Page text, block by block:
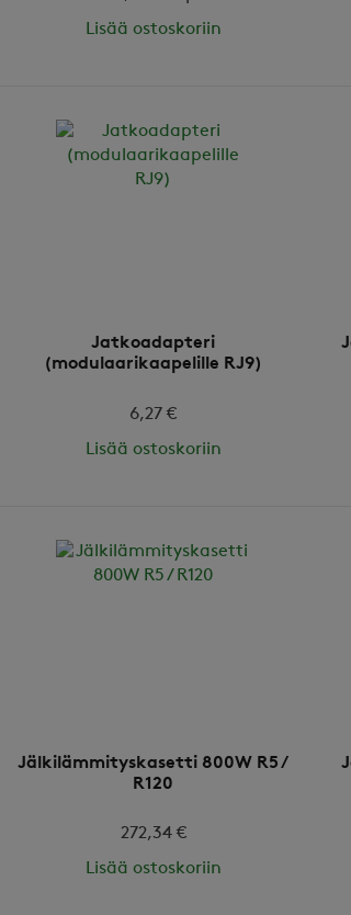
Lisää ostoskoriin
Jatkoadapteri
(modulaarikaapelille RJ9)
6,27 €
Lisää ostoskoriin
Jälkilämmityskasetti 800W R5 /
R120
272,34 €
Lisää ostoskoriin